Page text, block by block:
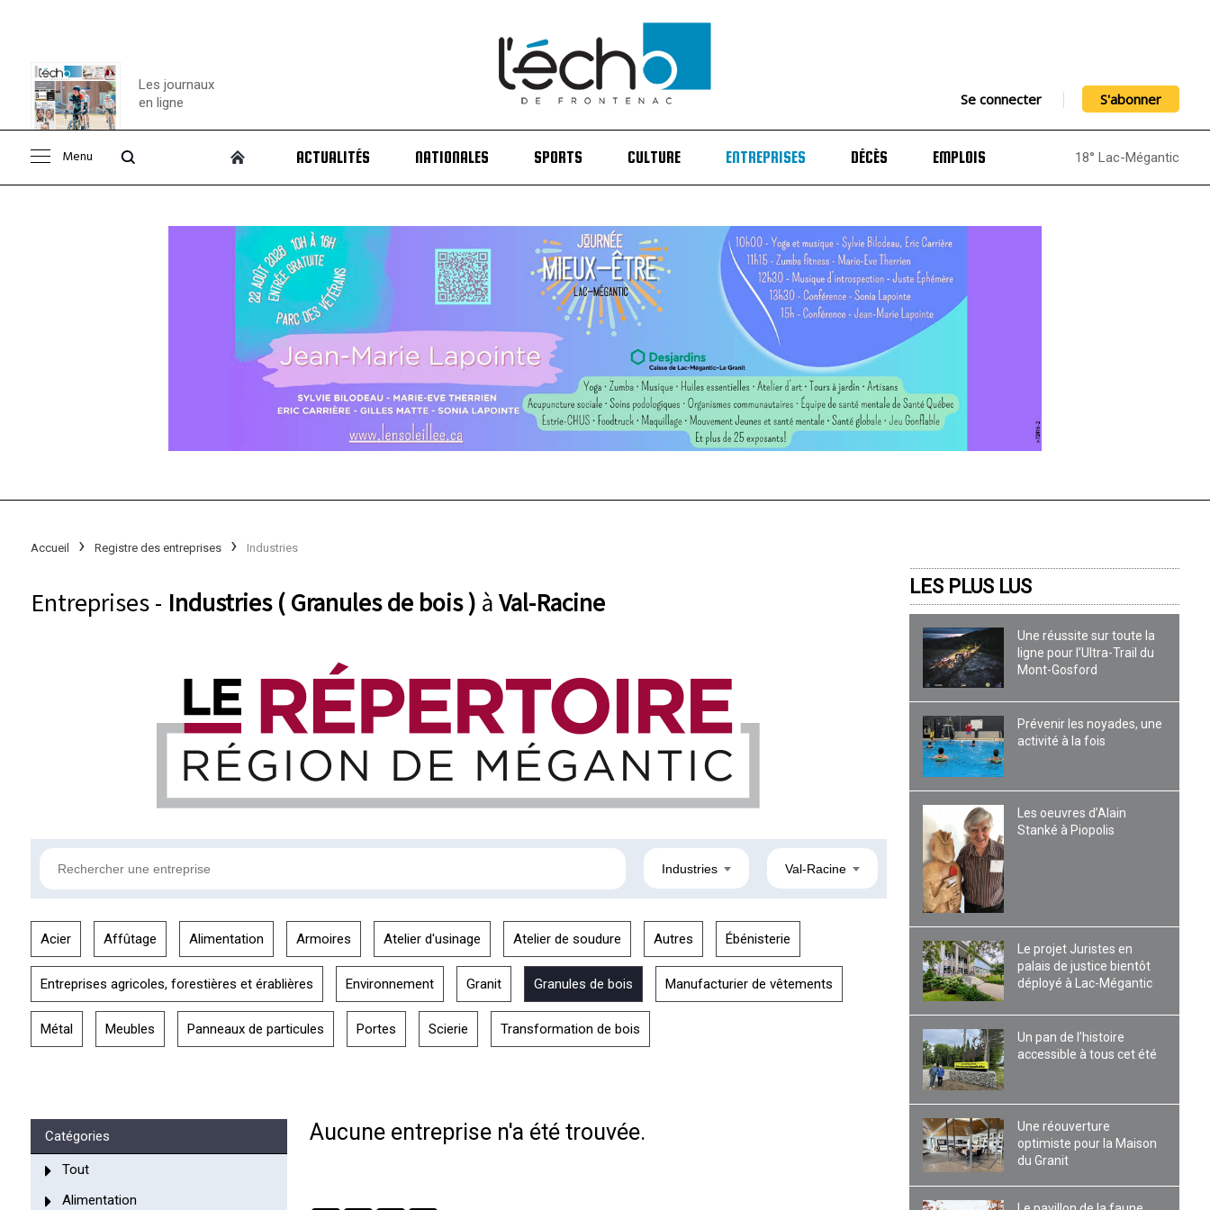
Consulter le
Les journaux
en ligne
Se connecter S'abonner
Menu ACTUALITÉS NATIONALES SPORTS CULTURE ENTREPRISES DÉCÈS EMPLOIS 18° Lac-Mégantic
Accueil Registre des entreprises Industries
Entreprises - Industries ( Granules de bois ) àVal-Racine
Industries Val-Racine
Acier Affûtage Alimentation Armoires Atelier d'usinage Atelier de soudure Autres Ébénisterie
Entreprises agricoles, forestières et érablières Environnement Granit Granules de bois Manufacturier de vêtements
Métal Meubles Panneaux de particules Portes Scierie Transformation de bois
Catégories
Tout
Alimentation
Aucune entreprise n'a été trouvée.
LES PLUS LUS
Une réussite sur toute la
ligne pour l’Ultra-Trail du
Mont-Gosford
Prévenir les noyades, une
activité à la fois
Les oeuvres d’Alain
Stanké à Piopolis
Le projet Juristes en
palais de justice bientôt
déployé à Lac-Mégantic
Un pan de l’histoire
accessible à tous cet été
Une réouverture
optimiste pour la Maison
du Granit